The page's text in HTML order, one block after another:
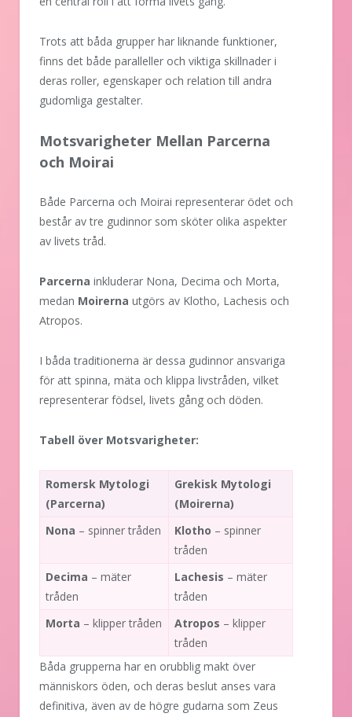
Trots att båda grupper har liknande funktioner,
finns det både paralleller och viktiga skillnader i
deras roller, egenskaper och relation till andra
gudomliga gestalter.
Motsvarigheter Mellan Parcerna
och Moirai
Både Parcerna och Moirai representerar ödet och
består av tre gudinnor som sköter olika aspekter
av livets tråd.
Parcerna inkluderar Nona, Decima och Morta,
medan Moirerna utgörs av Klotho, Lachesis och
Atropos.
I båda traditionerna är dessa gudinnor ansvariga
för att spinna, mäta och klippa livstråden, vilket
representerar födsel, livets gång och döden.
Tabell över Motsvarigheter:
Romersk Mytologi
(Parcerna)
Grekisk Mytologi
(Moirerna)
Nona – spinner tråden Klotho – spinner
tråden
Decima – mäter
tråden
Lachesis – mäter
tråden
Morta – klipper tråden Atropos – klipper
tråden
Båda grupperna har en orubblig makt över
människors öden, och deras beslut anses vara
definitiva, även av de högre gudarna som Zeus